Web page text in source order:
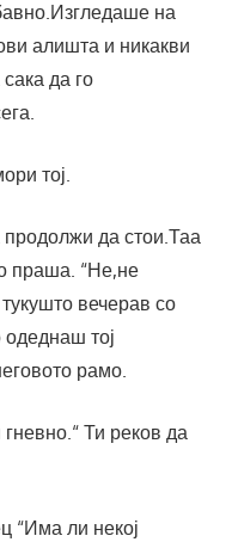
на
алишта и никакви
да го
тој.
да стои.Таа
праша. “Не,не
вечерав со
одеднаш тој
рамо.
Ти реков да
“Има ли некој